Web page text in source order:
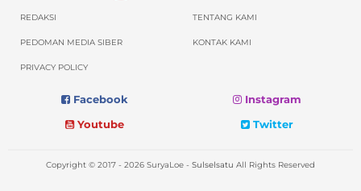
REDAKSI TENTANG KAMI
PEDOMAN MEDIA SIBER KONTAK KAMI
PRIVACY POLICY
Facebook
Instagram
Youtube
Twitter
Copyright © 2017 - 2026 SuryaLoe - Sulselsatu All Rights Reserved